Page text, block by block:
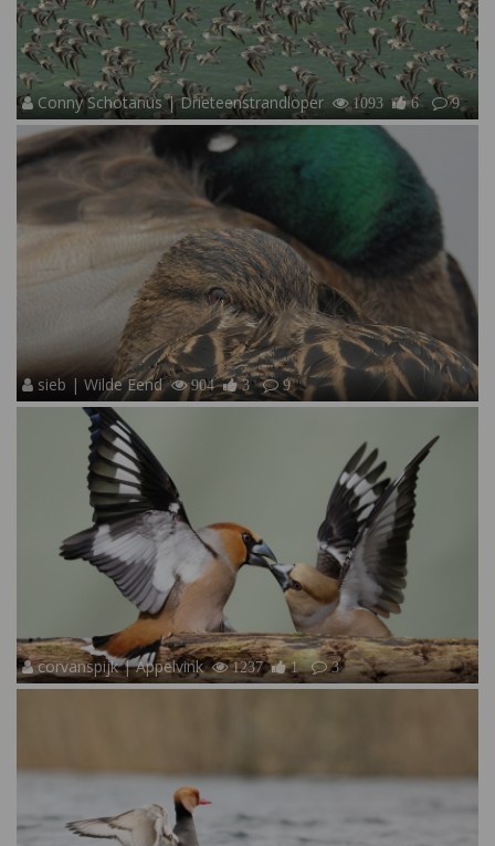
Conny Schotanus | Drieteenstrandloper 1093 6 9
sieb | Wilde Eend 904 3 9
corvanspijk | Appelvink 1237 1 3